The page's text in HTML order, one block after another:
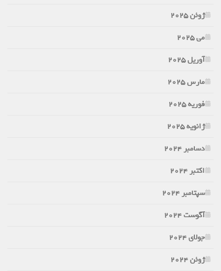
ژوئن 2025
می 2025
آوریل 2025
مارس 2025
فوریه 2025
ژانویه 2025
دسامبر 2024
اکتبر 2024
سپتامبر 2024
آگوست 2024
جولای 2024
ژوئن 2024